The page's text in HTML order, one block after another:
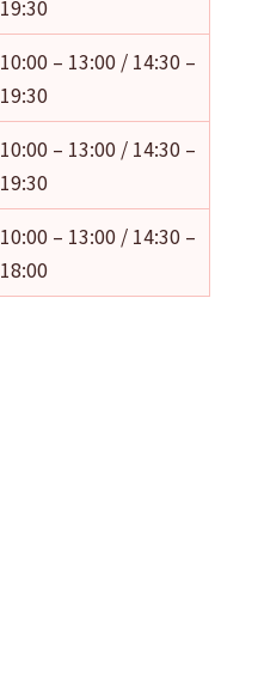
19:30
10:00 – 13:00 / 14:30 –
19:30
10:00 – 13:00 / 14:30 –
19:30
10:00 – 13:00 / 14:30 –
18:00